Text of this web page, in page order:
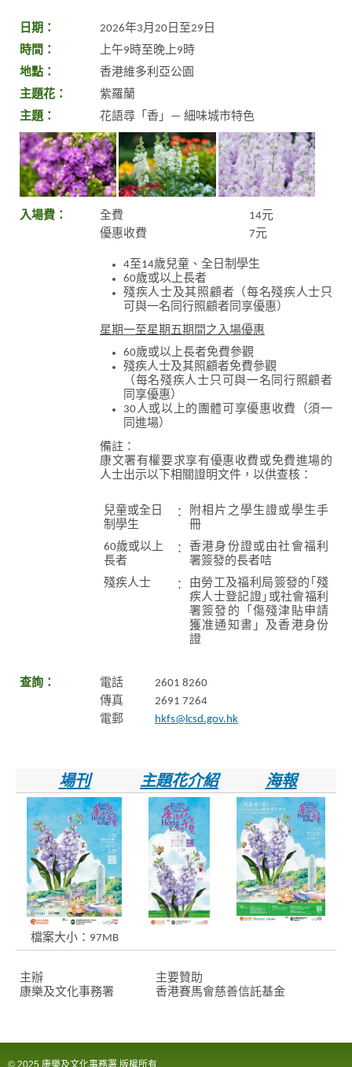
日期：
2026年3月20日至29日
時間：
上午9時至晚上9時
地點：
香港維多利亞公園
主題花：
紫羅蘭
主題：
花語尋「香」— 細味城市特色
入場費： 全費
14元
優惠收費
7元
4至14歲兒童、全日制學生
60歲或以上長者
殘疾人士及其照顧者（每名殘疾人士只
可與一名同行照顧者同享優惠）
星期一至星期五期間之入場優惠
60歲或以上長者免費參觀
殘疾人士及其照顧者免費參觀
（每名殘疾人士只可與一名同行照顧者
同享優惠）
30人或以上的團體可享優惠收費（須一
同進場）
備註：
康文署有權要求享有優惠收費或免費進場的
人士出示以下相關證明文件，以供查核：
兒童或全日
制學生
：
附相片之學生證或學生手
冊
60歲或以上
長者
：
香港身份證或由社會福利
署簽發的長者咭
殘疾人士
：
由勞工及福利局簽發的｢殘
疾人士登記證｣或社會福利
署簽發的「傷殘津貼申請
獲准通知書」及香港身份
證
查詢： 電話
2601 8260
傳真
2691 7264
電郵
hkfs@lcsd.gov.hk
場刊 主題花介紹 海報
檔案大小：97MB
主辦
康樂及文化事務署
主要贊助
香港賽馬會慈善信託基金
© 2025 康樂及文化事務署 版權所有